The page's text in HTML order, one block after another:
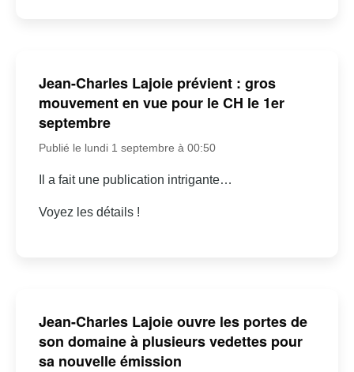
Jean-Charles Lajoie prévient : gros
mouvement en vue pour le CH le 1er
septembre
Publié le lundi 1 septembre à 00:50
Il a fait une publication intrigante…
Voyez les détails !
Jean-Charles Lajoie ouvre les portes de
son domaine à plusieurs vedettes pour
sa nouvelle émission